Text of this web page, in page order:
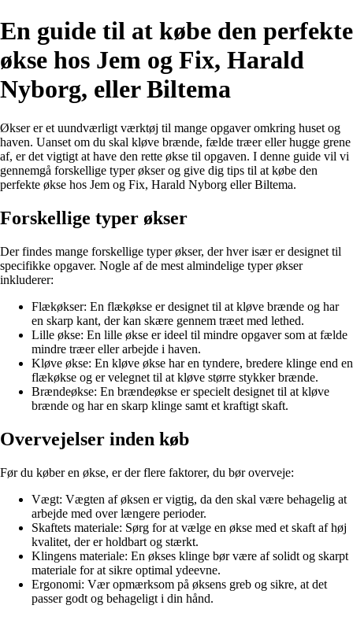
En guide til at købe den perfekte
økse hos Jem og Fix, Harald
Nyborg, eller Biltema
Økser er et uundværligt værktøj til mange opgaver omkring huset og
haven. Uanset om du skal kløve brænde, fælde træer eller hugge grene
af, er det vigtigt at have den rette økse til opgaven. I denne guide vil vi
gennemgå forskellige typer økser og give dig tips til at købe den
perfekte økse hos Jem og Fix, Harald Nyborg eller Biltema.
Forskellige typer økser
Der findes mange forskellige typer økser, der hver især er designet til
specifikke opgaver. Nogle af de mest almindelige typer økser
inkluderer:
Flækøkser: En flækøkse er designet til at kløve brænde og har
en skarp kant, der kan skære gennem træet med lethed.
Lille økse: En lille økse er ideel til mindre opgaver som at fælde
mindre træer eller arbejde i haven.
Kløve økse: En kløve økse har en tyndere, bredere klinge end en
flækøkse og er velegnet til at kløve større stykker brænde.
Brændeøkse: En brændeøkse er specielt designet til at kløve
brænde og har en skarp klinge samt et kraftigt skaft.
Overvejelser inden køb
Før du køber en økse, er der flere faktorer, du bør overveje:
Vægt: Vægten af øksen er vigtig, da den skal være behagelig at
arbejde med over længere perioder.
Skaftets materiale: Sørg for at vælge en økse med et skaft af høj
kvalitet, der er holdbart og stærkt.
Klingens materiale: En økses klinge bør være af solidt og skarpt
materiale for at sikre optimal ydeevne.
Ergonomi: Vær opmærksom på øksens greb og sikre, at det
passer godt og behageligt i din hånd.